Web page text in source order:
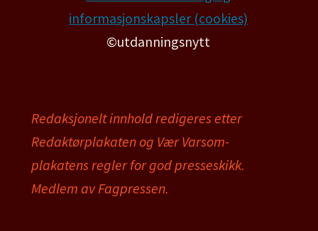
informasjonskapsler (cookies)
©utdanningsnytt
Redaksjonelt innhold redigeres etter
Redaktørplakaten og Vær Varsom-
plakatens regler for god presseskikk.
Medlem av Fagpressen.